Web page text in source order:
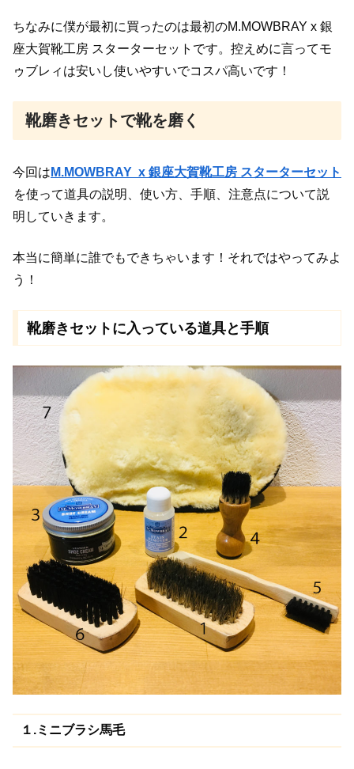
ちなみに僕が最初に買ったのは最初のM.MOWBRAY x 銀
座大賀靴工房 スターターセットです。 控えめに言ってモ
ゥブレィは安いし使いやすいでコスパ高いです！
靴磨きセットで靴を磨く
今回は M.MOWBRAY x 銀座大賀靴工房 スターターセット
を使って道具の説明、使い方、手順、注意点について説
明していきます。
本当に簡単に誰でもできちゃいます！ それではやってみよ
う！
靴磨きセットに入っている道具と手順
１.ミニブラシ馬毛